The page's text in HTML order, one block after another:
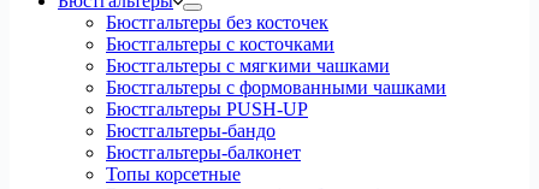
Бюстгальтеры без косточек
Бюстгальтеры с косточками
Бюстгальтеры с мягкими чашками
Бюстгальтеры с формованными чашками
Бюстгальтеры PUSH-UP
Бюстгальтеры-бандо
Бюстгальтеры-балконет
Топы корсетные